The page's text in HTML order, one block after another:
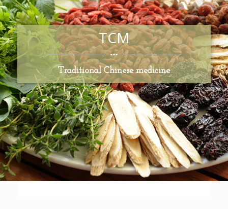
TCM
Traditional Chinese medicine